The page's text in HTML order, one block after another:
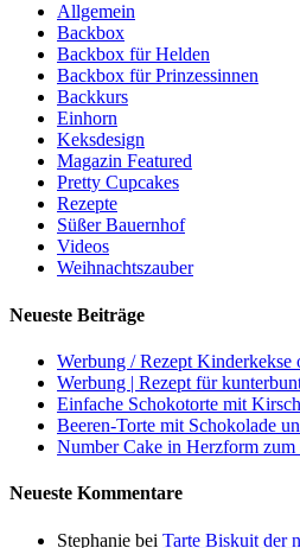
Allgemein
Backbox
Backbox für Helden
Backbox für Prinzessinnen
Backkurs
Einhorn
Keksdesign
Magazin Featured
Pretty Cupcakes
Rezepte
Süßer Bauernhof
Videos
Weihnachtszauber
Neueste Beiträge
Werbung / Rezept Kinderkekse
Werbung | Rezept für
Einfache Schokotorte mit
Beeren-Torte mit Schokolade
Number Cake in Herzform zum
Neueste Kommentare
Stephanie bei Tarte Biskuit der